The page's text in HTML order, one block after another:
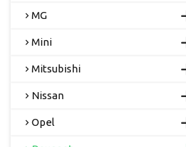
MG
Mini
Mitsubishi
Nissan
Opel